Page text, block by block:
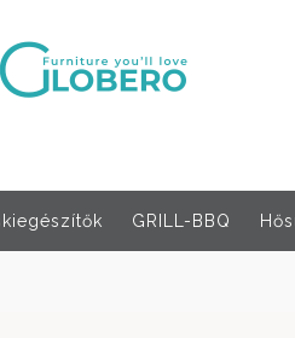
GRILL-BBQ